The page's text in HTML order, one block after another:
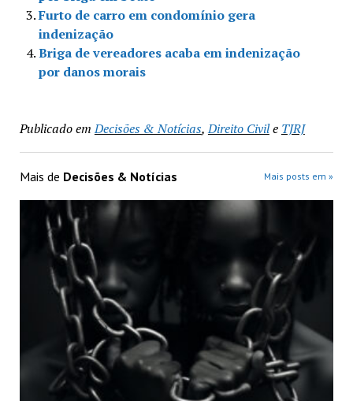
Furto de carro em condomínio gera
indenização
Briga de vereadores acaba em indenização
por danos morais
Publicado em Decisões & Notícias,Direito Civile TJRJ
Mais de Decisões & Notícias Mais posts em »